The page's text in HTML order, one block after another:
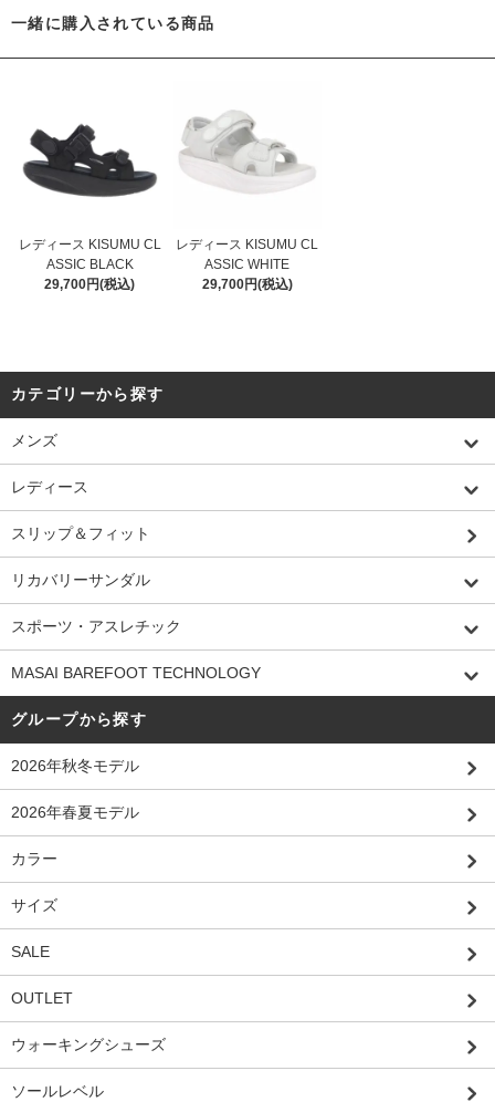
一緒に購入されている商品
レディース KISUMU CL
ASSIC BLACK
29,700円(税込)
レディース KISUMU CL
ASSIC WHITE
29,700円(税込)
カテゴリーから探す
メンズ
レディース
スリップ＆フィット
リカバリーサンダル
スポーツ・アスレチック
MASAI BAREFOOT TECHNOLOGY
グループから探す
2026年秋冬モデル
2026年春夏モデル
カラー
サイズ
SALE
OUTLET
ウォーキングシューズ
ソールレベル